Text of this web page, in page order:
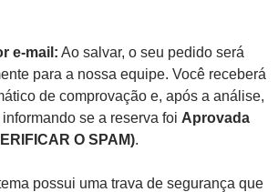
e-mail: Ao salvar, o seu pedido será
para a nossa equipe. Você receberá
de comprovação e, após a análise,
se a reserva foi Aprovada
O SPAM).
possui uma trava de segurança que